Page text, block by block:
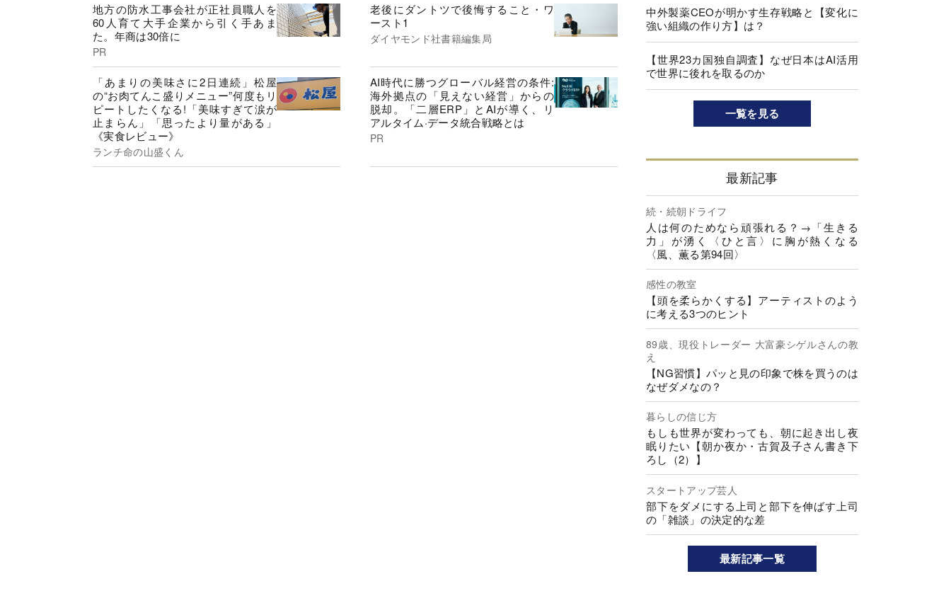
地方の防水工事会社が正社員職人を
60人育て大手企業から引く手あま
た。年商は30倍に
PR
老後にダントツで後悔すること・ワ
ースト1
ダイヤモンド社書籍編集局
「あまりの美味さに2日連続」松屋
の“お肉てんこ盛りメニュー”何度もリ
ピートしたくなる!「美味すぎて涙が
止まらん」「思ったより量がある」
《実食レビュー》
ランチ命の山盛くん
AI時代に勝つグローバル経営の条件:
海外拠点の「見えない経営」からの
脱却。「二層ERP」とAIが導く、リ
アルタイム·データ統合戦略とは
PR
中外製薬CEOが明かす生存戦略と【変化に
強い組織の作り方】は？
【世界23カ国独自調査】なぜ日本はAI活用
で世界に後れを取るのか
一覧を見る
最新記事
続・続朝ドライフ
人は何のためなら頑張れる？→「生きる
力」が湧く〈ひと言〉に胸が熱くなる
〈風、薫る第94回〉
感性の教室
【頭を柔らかくする】アーティストのよう
に考える3つのヒント
89歳、現役トレーダー 大富豪シゲルさんの教
え
【NG習慣】パッと見の印象で株を買うのは
なぜダメなの？
暮らしの信じ方
もしも世界が変わっても、朝に起き出し夜
眠りたい【朝か夜か・古賀及子さん書き下
ろし（2）】
スタートアップ芸人
部下をダメにする上司と部下を伸ばす上司
の「雑談」の決定的な差
最新記事一覧